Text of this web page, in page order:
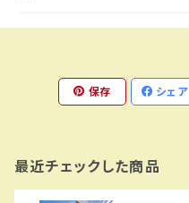
保存 シェア
最近チェックした商品